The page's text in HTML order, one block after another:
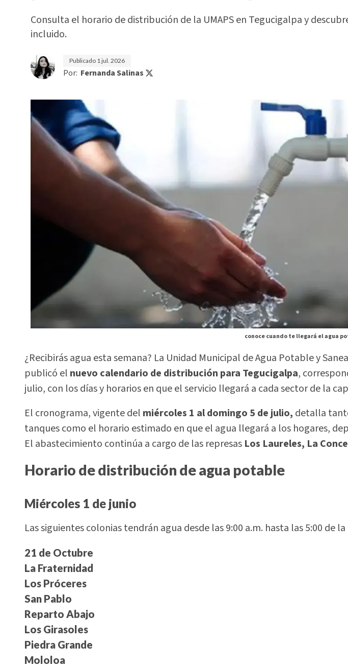
Consulta el horario de distribución de la UMAPS en Tegucigalpa y
incluido.
Publicado 1 jul. 2026
Por: Fernanda Salinas
conoce cuando te llegará el agua
¿Recibirás agua esta semana? La Unidad Municipal de Agua Potable y
publicó el nuevo calendario de distribución para Tegucigalpa,
julio, con los días y horarios en que el servicio llegará a cada sector de la
El cronograma, vigente del miércoles 1 al domingo 5 de julio, detalla
tanques como el horario estimado en que el agua llegará a los hogares,
El abastecimiento continúa a cargo de las represas Los Laureles, La
Horario de distribución de agua potable
Miércoles 1 de junio
Las siguientes colonias tendrán agua desde las 9:00 a.m. hasta las 5:00 de
21 de Octubre
La Fraternidad
Los Próceres
San Pablo
Reparto Abajo
Los Girasoles
Piedra Grande
Mololoa